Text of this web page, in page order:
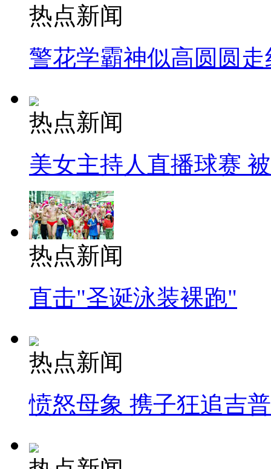
热点新闻
警花学霸神似高圆圆走
热点新闻
美女主持人直播球赛
热点新闻
直击"圣诞泳装裸跑"
热点新闻
愤怒母象 携子狂追吉